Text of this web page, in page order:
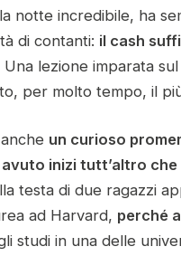
notte incredibile, ha
di contanti: il cash
Una lezione imparata
per molto tempo, il
un curioso
inizi tutt’altro
testa di due ragazzi
ad Harvard, perché
studi in una delle